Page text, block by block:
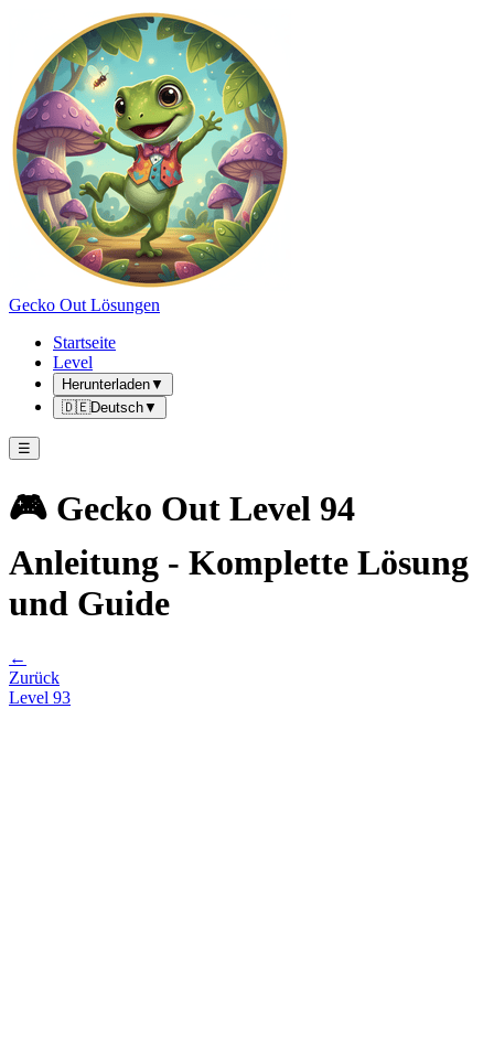
Gecko Out Lösungen
Startseite
Level
Herunterladen▼
🇩🇪Deutsch▼
☰
🎮 Gecko Out Level 94
Anleitung - Komplette Lösung
und Guide
←
Zurück
Level 93